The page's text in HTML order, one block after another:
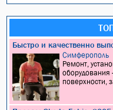
Быстро и качественно
Симферополь
Ремонт,
оборудования
поверхности,